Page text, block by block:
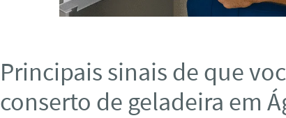
Principais sinais de que
conserto de geladeira em